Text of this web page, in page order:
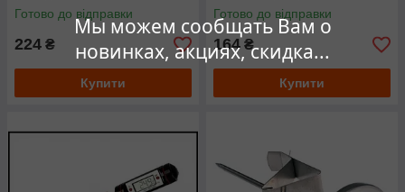
Мы можем сообщать Вам о
новинках, акциях, скидка...
Готово до відправки
224 ₴
Купити
Готово до відправки
164 ₴
Купити